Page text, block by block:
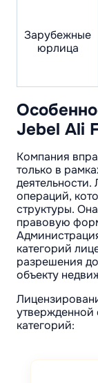
Зарубежные
юрлица
Jebel Ali
Компания
только в
деятельности.
операций,
структуры.
правовую
категорий
разрешения
объекту
утвержденной
категорий: